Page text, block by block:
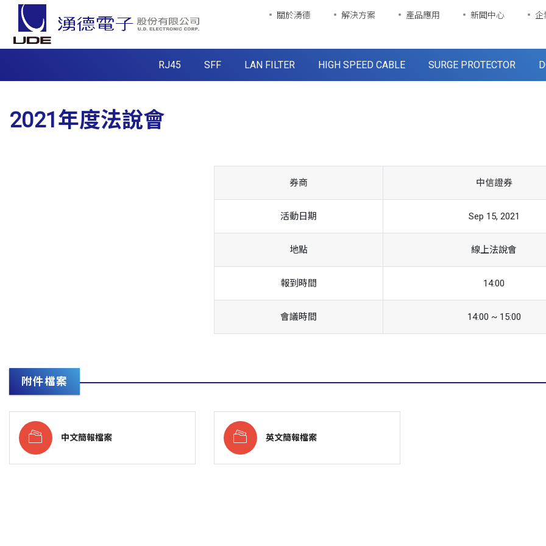
關於湧德 解決方案 產品應用 新聞中心 企
RJ45 SFF LAN FILTER HIGH SPEED CABLE SURGE PROTECTOR
2021年度法說會
券商 中信證券
活動日期 Sep 15, 2021
地點 線上法說會
報到時間 14:00
會議時間 14:00 ~ 15:00
附件檔案
中文簡報檔案 英文簡報檔案